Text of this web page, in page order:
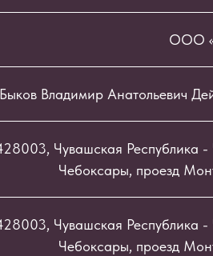
ООО
Быков Владимир Анатольевич
Чувашская Республика -
Чебоксары, проезд
Чувашская Республика -
Чебоксары, проезд